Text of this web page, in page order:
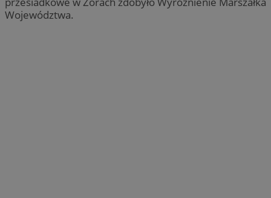
Województwa.